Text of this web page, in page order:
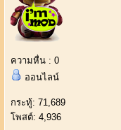
ความหื่น : 0
ออนไลน์
กระทู้: 71,689
โพสต์: 4,936